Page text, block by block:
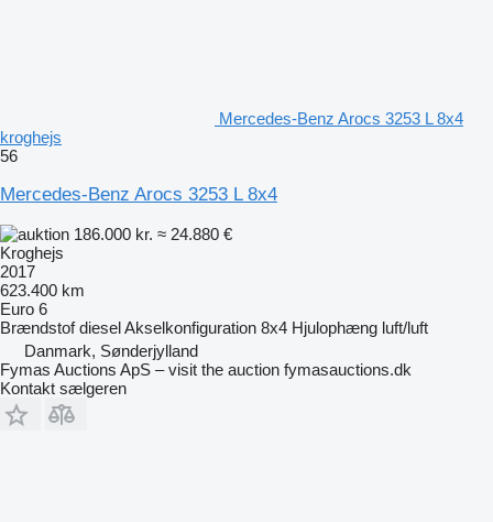
Mercedes-Benz Arocs 3253 L 8x4
kroghejs
56
Mercedes-Benz Arocs 3253 L 8x4
186.000 kr. ≈ 24.880 €
Kroghejs
2017
623.400 km
Euro 6
Brændstof dieselAkselkonfiguration 8x4 Hjulophæng luft/luft
Danmark, Sønderjylland
Fymas Auctions ApS – visit the auction fymasauctions.dk
Kontakt sælgeren